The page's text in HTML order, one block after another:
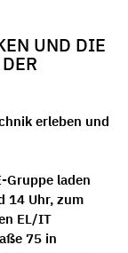
UND DIE
erleben und
Gruppe laden
14 Uhr, zum
EL/IT
75 in